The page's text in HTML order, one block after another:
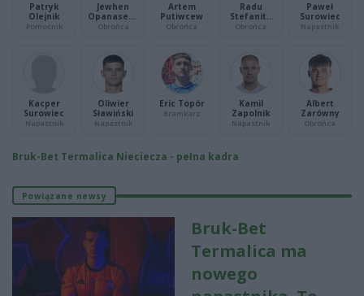
Patryk
Olejnik
Pomocnik
Jewhen
Opanasenk
o
Obrońca
Artem
Putiwcew
Obrońca
Radu
Stefanita
Boboc
Obrońca
Paweł
Surowiec
Napastnik
Kacper
Surowiec
Napastnik
Oliwier
Sławiński
Napastnik
Eric Topór
Bramkarz
Kamil
Zapolnik
Napastnik
Albert
Zarówny
Obrońca
Bruk-Bet Termalica Nieciecza - pełna kadra
Powiązane newsy
Bruk-Bet
Termalica ma
nowego